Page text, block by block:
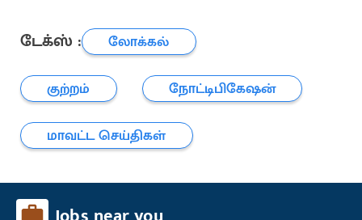
டேக்ஸ் :
லோக்கல்
குற்றம்
நோட்டிபிகேஷன்
மாவட்ட செய்திகள்